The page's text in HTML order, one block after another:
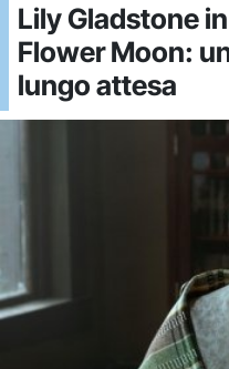
Lily Gladstone
Flower Moon:
lungo attesa